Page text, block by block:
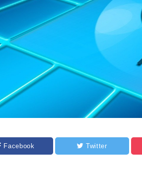
Facebook Twitter